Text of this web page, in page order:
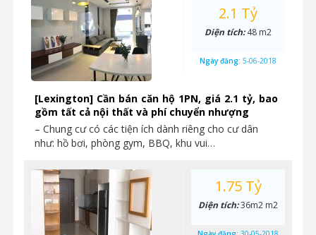
[Lexington] Cần bán căn hộ 1PN, giá 2.1 tỷ, bao
gồm tất cả nội thất và phí chuyển nhượng
– Chung cư có các tiện ích dành riêng cho cư dân
như: hồ bơi, phòng gym, BBQ, khu vui…
2.1 Tỷ
Diện tích:48 m2
Ngày đăng: 5-06-2018
1.75 Tỷ
Diện tích:36m2 m2